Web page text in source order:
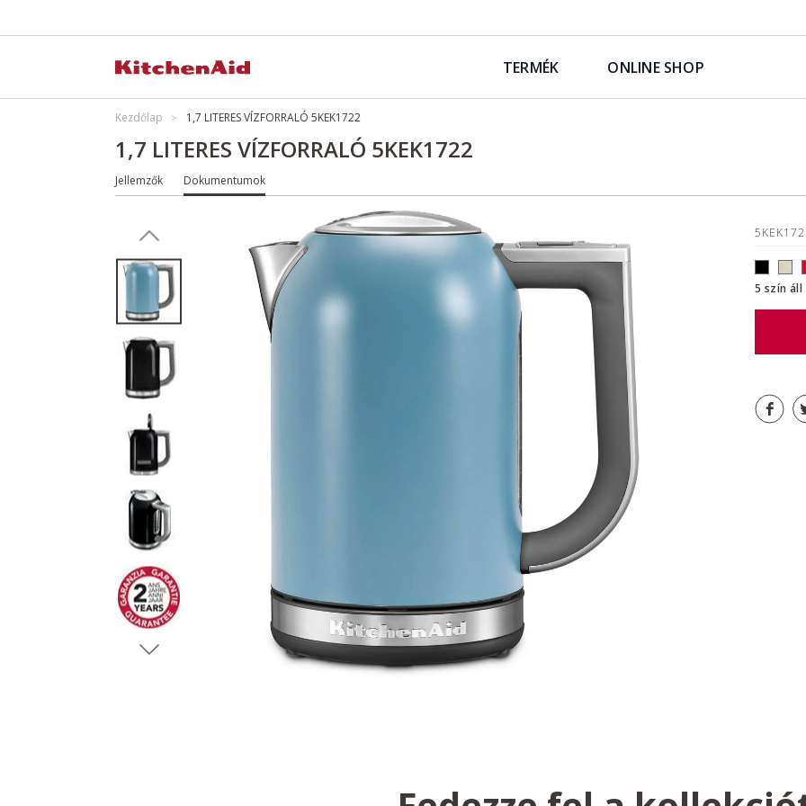
TERMÉK ONLINE SHOP
Kezdőlap 1,7 LITERES VÍZFORRALÓ 5KEK1722
1,7 LITERES VÍZFORRALÓ 5KEK1722
Jellemzők Dokumentumok
5 szín